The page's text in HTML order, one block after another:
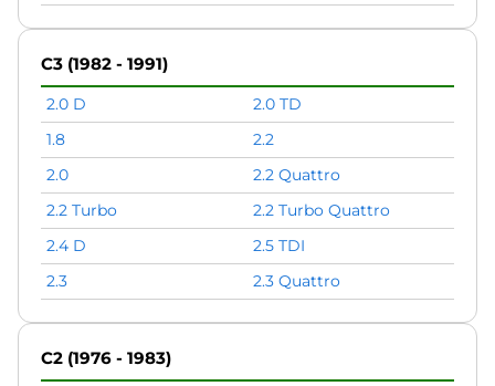
C3 (1982 - 1991)
2.0 D
2.0 TD
1.8
2.2
2.0
2.2 Quattro
2.2 Turbo
2.2 Turbo Quattro
2.4 D
2.5 TDI
2.3
2.3 Quattro
C2 (1976 - 1983)